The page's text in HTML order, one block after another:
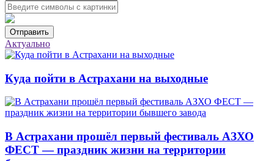
Отправить
Актуально
Куда пойти в Астрахани на выходные
В Астрахани прошёл первый фестиваль АЗХО
ФЕСТ — праздник жизни на территории